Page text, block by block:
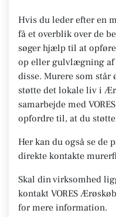
Hvis du leder efter en
få et overblik over de
søger hjælp til at
op eller gulvlægning
disse. Murere som står
støtte det lokale liv i
samarbejde med
opfordre til, at du
Her kan du også se de
direkte kontakte
Skal din virksomhed
kontakt VORES
for mere information.